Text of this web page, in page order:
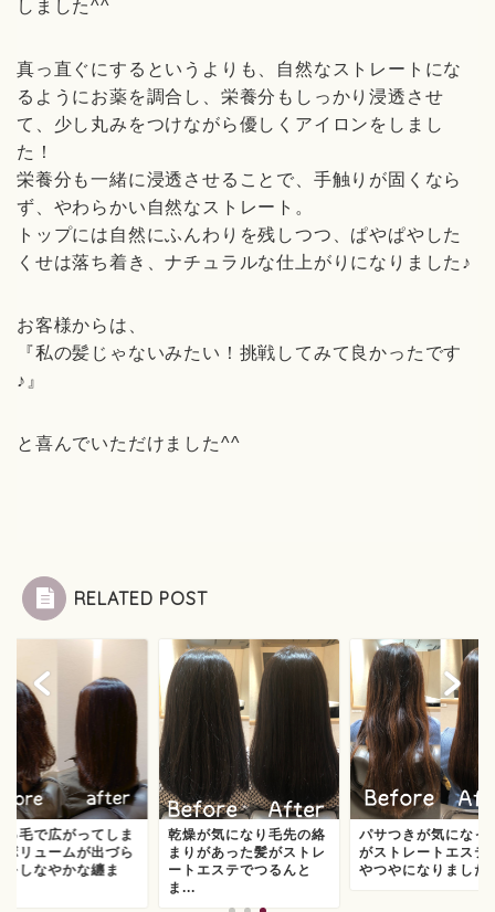
しました^^
真っ直ぐにするというよりも、自然なストレートにな
るようにお薬を調合し、栄養分もしっかり浸透させ
て、少し丸みをつけながら優しくアイロンをしまし
た！
栄養分も一緒に浸透させることで、手触りが固くなら
ず、やわらかい自然なストレート。
トップには自然にふんわりを残しつつ、ぱやぱやした
くせは落ち着き、ナチュラルな仕上がりになりました♪
お客様からは、
『私の髪じゃないみたい！挑戦してみて良かったです
♪』
と喜んでいただけました^^
RELATED POST
っ毛で広がってしま
ボリュームが出づら
をしなやかな纏ま
乾燥が気になり毛先の絡
まりがあった髪がストレ
ートエステでつるんと
ま...
パサつきが気になっ
がストレートエステ
やつやになりました♪